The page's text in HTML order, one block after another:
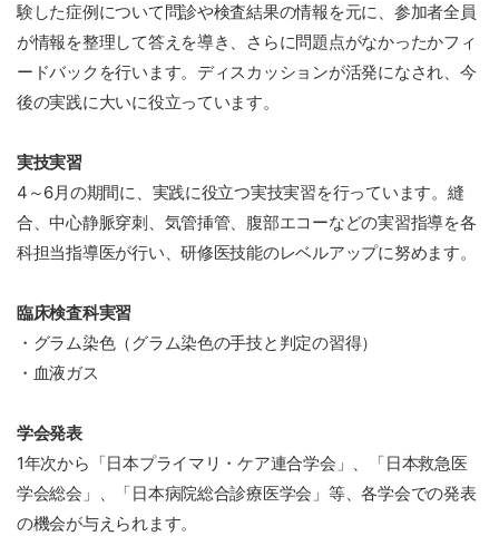
験した症例について問診や検査結果の情報を元に、参加者全員
が情報を整理して答えを導き、さらに問題点がなかったかフィ
ードバックを行います。ディスカッションが活発になされ、今
後の実践に大いに役立っています。
実技実習
4～6月の期間に、実践に役立つ実技実習を行っています。縫
合、中心静脈穿刺、気管挿管、腹部エコーなどの実習指導を各
科担当指導医が行い、研修医技能のレベルアップに努めます。
臨床検査科実習
・グラム染色（グラム染色の手技と判定の習得）
・血液ガス
学会発表
1年次から「日本プライマリ・ケア連合学会」、「日本救急医
学会総会」、「日本病院総合診療医学会」等、各学会での発表
の機会が与えられます。